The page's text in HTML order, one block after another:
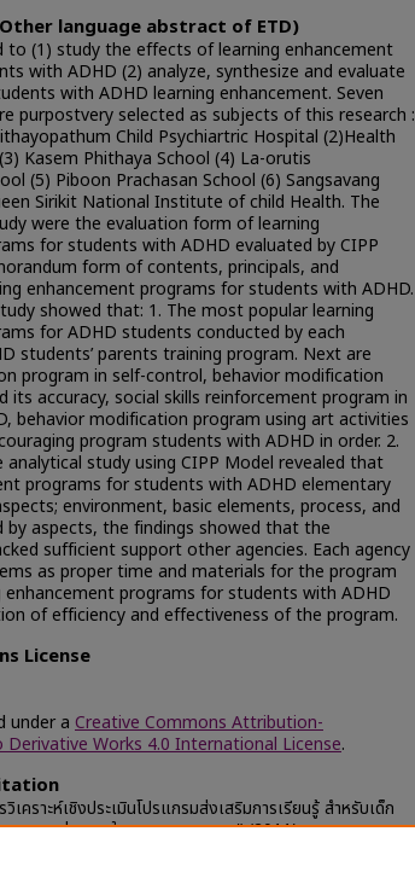
language abstract of ETD)
to (1) study the effects of learning enhancement
with ADHD (2) analyze, synthesize and evaluate
with ADHD learning enhancement. Seven
purpostvery selected as subjects of this research :
Child Psychiartric Hospital (2)Health
Kasem Phithaya School (4) La-orutis
(5) Piboon Prachasan School (6) Sangsavang
Sirikit National Institute of child Health. The
were the evaluation form of learning
for students with ADHD evaluated by CIPP
form of contents, principals, and
enhancement programs for students with ADHD.
showed that: 1. The most popular learning
for ADHD students conducted by each
students’ parents training program. Next are
program in self-control, behavior modification
its accuracy, social skills reinforcement program in
behavior modification program using art activities
program students with ADHD in order. 2.
study using CIPP Model revealed that
programs for students with ADHD elementary
environment, basic elements, process, and
by aspects, the findings showed that the
sufficient support other agencies. Each agency
as proper time and materials for the program
programs for students with ADHD
of efficiency and effectiveness of the program.
License
under a Creative Commons Attribution-
Works 4.0 International License.
เคราะห์เชิงประเมินโปรแกรมส่งเสริมการเรียนรู้ สำหรับเด็ก
า ของหน่วยงานในกรุงเทพมหานคร" (2011).